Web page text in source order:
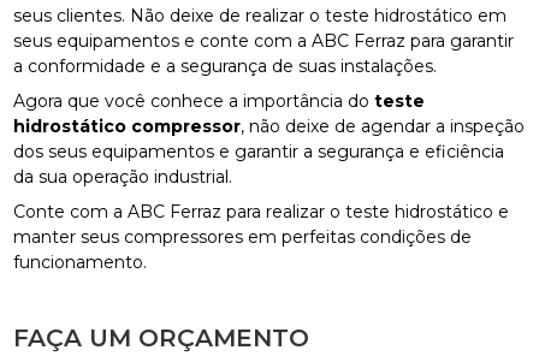
seus clientes. Não deixe de realizar o teste hidrostático em
seus equipamentos e conte com a ABC Ferraz para garantir
a conformidade e a segurança de suas instalações.
Agora que você conhece a importância doteste
hidrostático compressor, não deixe de agendar a inspeção
dos seus equipamentos e garantir a segurança e eficiência
da sua operação industrial.
Conte com a ABC Ferraz para realizar o teste hidrostático e
manter seus compressores em perfeitas condições de
funcionamento.
FAÇA UM ORÇAMENTO